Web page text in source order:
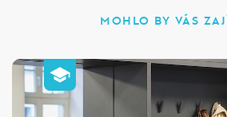
MOHLO BY VÁS